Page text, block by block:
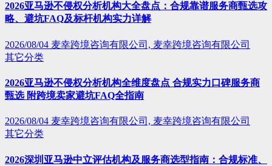
2026亚马逊不侵权分析机构大全盘点：合规靠谱服务商甄选攻
略、避坑FAQ及标杆机构实力详解
2026/08/04 麦幸跨境咨询有限公司, 麦幸跨境咨询有限公司
其它分类
2026亚马逊不侵权分析机构全维度盘点 合规实力口碑服务商
甄选 附跨境卖家避坑FAQ全指南
2026/08/04 麦幸跨境咨询有限公司, 麦幸跨境咨询有限公司
其它分类
2026深圳亚马逊中立评估机构及服务商选型指南：合规标准、